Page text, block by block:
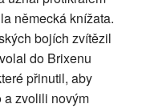
německá knížata.
bojích zvítězil
do Brixenu
přinutil, aby
a zvolili novým